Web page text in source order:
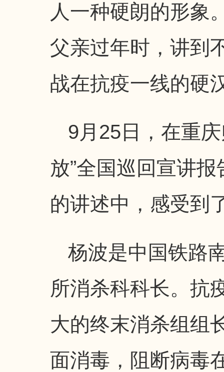
人一种硬朗的形象
父亲过年时，讲到
战在抗疫一线的
9月25日，在重
放”全国巡回宣讲
的讲述中，感受到
杨波是中国铁路
所消杀科科长。抗
大的终末消杀组组
面消毒，阻断病毒